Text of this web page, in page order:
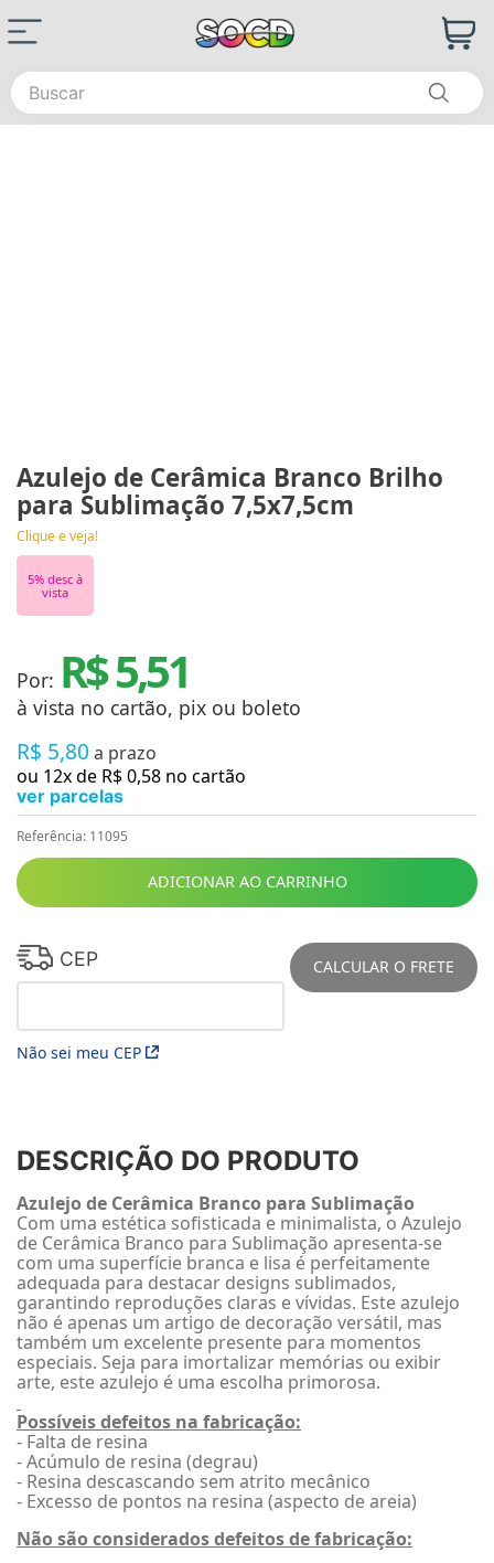
Buscar
Azulejo de Cerâmica Branco Brilho
para Sublimação 7,5x7,5cm
Clique e veja!
5% desc à
vista
Por: R$ 5,51
à vista no cartão, pix ou boleto
R$ 5,80 a prazo
ou 12x de R$0,58 no cartão
ver parcelas
Referência: 11095
ADICIONAR AO CARRINHO
CEP
Não sei meu CEP
CALCULAR O FRETE
DESCRIÇÃO DO PRODUTO
Azulejo de Cerâmica Branco para Sublimação
Com uma estética sofisticada e minimalista, o Azulejo
de Cerâmica Branco para Sublimação apresenta-se
com uma superfície branca e lisa é perfeitamente
adequada para destacar designs sublimados,
garantindo reproduções claras e vívidas. Este azulejo
não é apenas um artigo de decoração versátil, mas
também um excelente presente para momentos
especiais. Seja para imortalizar memórias ou exibir
arte, este azulejo é uma escolha primorosa.
Possíveis defeitos na fabricação:
- Falta de resina
- Acúmulo de resina (degrau)
- Resina descascando sem atrito mecânico
- Excesso de pontos na resina (aspecto de areia)
Não são considerados defeitos de fabricação: